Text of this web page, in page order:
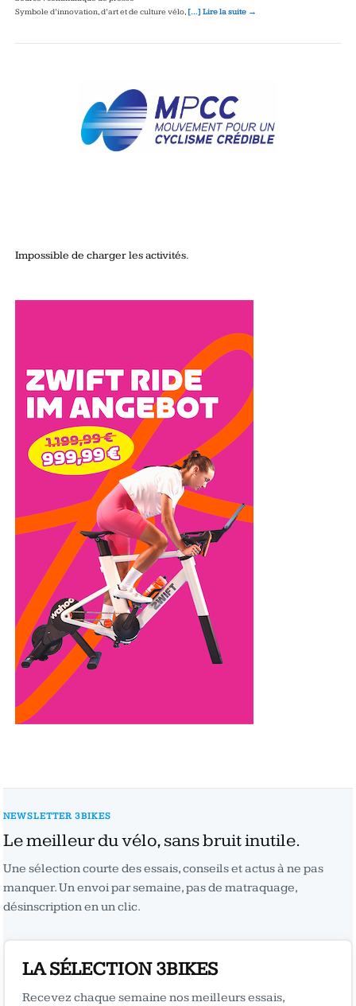
Symbole d’innovation, d’art et de culture vélo, […] Lire la suite →
Impossible de charger les activités.
NEWSLETTER 3BIKES
Le meilleur du vélo, sans bruit inutile.
Une sélection courte des essais, conseils et actus à ne pas
manquer. Un envoi par semaine, pas de matraquage,
désinscription en un clic.
LA SÉLECTION 3BIKES
Recevez chaque semaine nos meilleurs essais,